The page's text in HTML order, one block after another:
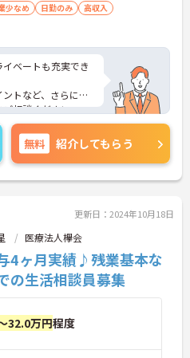
少なめ 日勤のみ
高収入
ベートも充実でき
トなど、さらに詳
相談ください。
無料 紹介してもらう
更新日：2024年10月18日
医療法人欅会
4ヶ月実績♪残業基本な
の生活相談員募集
32.0万円程度